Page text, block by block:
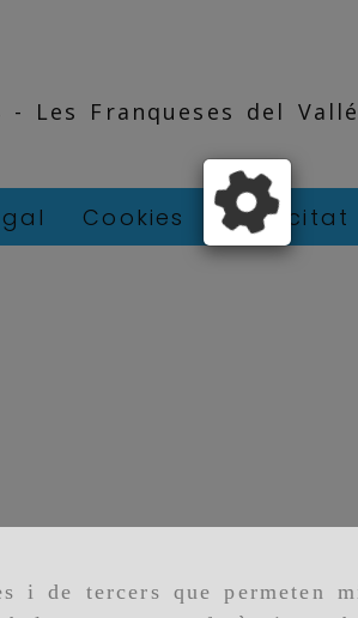
i de tercers que permeten
- Les Franqueses del
Cookies Privacitat